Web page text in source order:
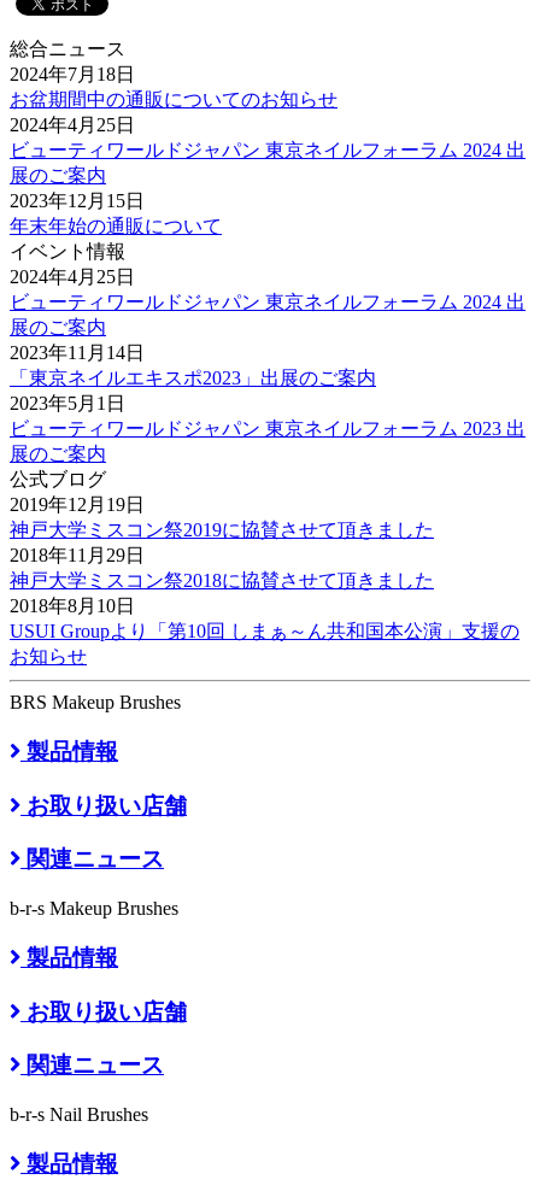
総合ニュース
2024年7月18日
お盆期間中の通販についてのお知らせ
2024年4月25日
ビューティワールドジャパン 東京ネイルフォーラム 2024 出
展のご案内
2023年12月15日
年末年始の通販について
イベント情報
2024年4月25日
ビューティワールドジャパン 東京ネイルフォーラム 2024 出
展のご案内
2023年11月14日
「東京ネイルエキスポ2023」出展のご案内
2023年5月1日
ビューティワールドジャパン 東京ネイルフォーラム 2023 出
展のご案内
公式ブログ
2019年12月19日
神戸大学ミスコン祭2019に協賛させて頂きました
2018年11月29日
神戸大学ミスコン祭2018に協賛させて頂きました
2018年8月10日
USUI Groupより「第10回 しまぁ～ん共和国本公演」支援の
お知らせ
BRS Makeup Brushes
製品情報
お取り扱い店舗
関連ニュース
b-r-s Makeup Brushes
製品情報
お取り扱い店舗
関連ニュース
b-r-s Nail Brushes
製品情報